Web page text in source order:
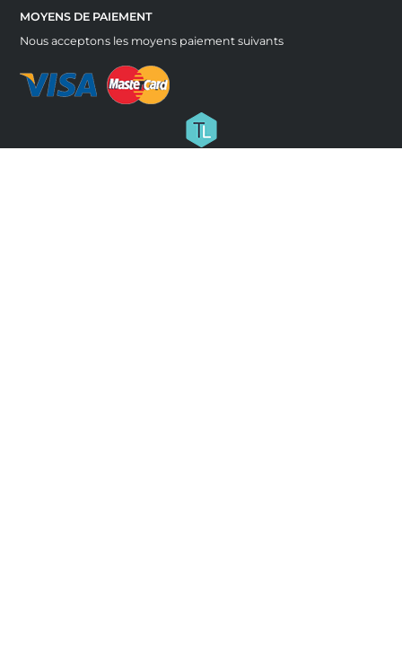
MOYENS DE PAIEMENT
Nous acceptons les moyens paiement suivants